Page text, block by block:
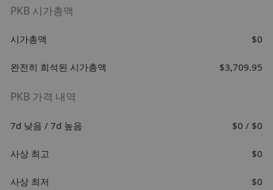
PKB 시가총액
시가총액 $0
완전히 희석된 시가총액 $3,709.95
PKB 가격 내역
7d 낮음 / 7d 높음 $0 / $0
사상 최고 $0
사상 최저 $0